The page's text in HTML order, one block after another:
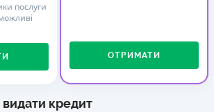
послуги
ОТРИМАТИ
кредит